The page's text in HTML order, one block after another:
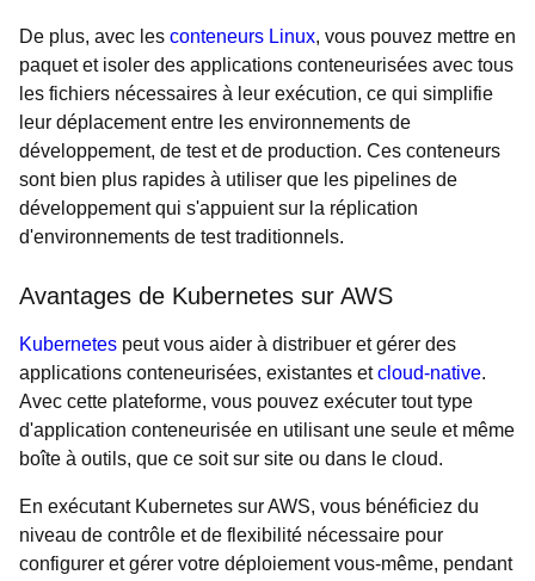
De plus, avec les conteneurs Linux, vous pouvez mettre en
paquet et isoler des applications conteneurisées avec tous
les fichiers nécessaires à leur exécution, ce qui simplifie
leur déplacement entre les environnements de
développement, de test et de production. Ces conteneurs
sont bien plus rapides à utiliser que les pipelines de
développement qui s'appuient sur la réplication
d'environnements de test traditionnels.
Avantages de Kubernetes sur AWS
Kubernetes peut vous aider à distribuer et gérer des
applications conteneurisées, existantes etcloud-native.
Avec cette plateforme, vous pouvez exécuter tout type
d'application conteneurisée en utilisant une seule et même
boîte à outils, que ce soit sur site ou dans le cloud.
En exécutant Kubernetes sur AWS, vous bénéficiez du
niveau de contrôle et de flexibilité nécessaire pour
configurer et gérer votre déploiement vous-même, pendant